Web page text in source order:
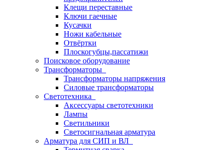
Клещи переставные
Ключи гаечные
Кусачки
Ножи кабельные
Отвёртки
Плоскогубцы,пассатижи
Поисковое оборудование
Трансформаторы
Трансформаторы напряжения
Силовые трансформаторы
Светотехника
Аксессуары светотехники
Лампы
Светильники
Светосигнальная арматура
Арматура для СИП и ВЛ